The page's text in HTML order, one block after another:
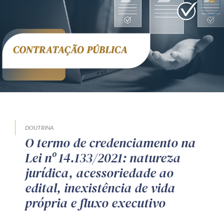
DOUTRINA
O termo de credenciamento na
Lei nº 14.133/2021: natureza
jurídica, acessoriedade ao
edital, inexistência de vida
própria e fluxo executivo